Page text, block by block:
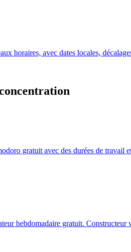
horaires, avec dates locales,
gratuit avec des durées de travail
hebdomadaire gratuit.